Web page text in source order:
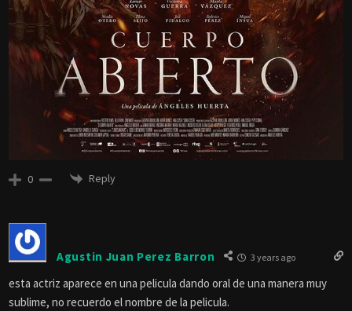
0 Reply
Agustin Juan Perez Barron 3 years ago
esta actriz aparece en una pelicula dando oral de una manera muy
sublime, no recuerdo el nombre de la pelicula.